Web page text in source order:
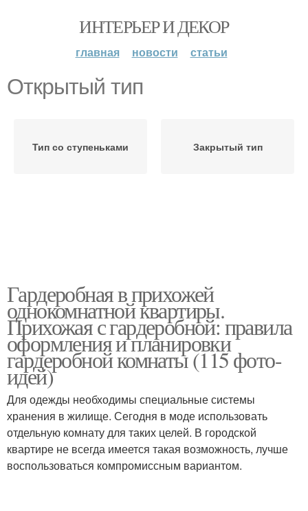
ИНТЕРЬЕР И ДЕКОР
главная новости статьи
Открытый тип
Тип со ступеньками Закрытый тип
Гардеробная в прихожей
однокомнатной квартиры.
Прихожая с гардеробной: правила
оформления и планировки
гардеробной комнаты (115 фото-
идей)
Для одежды необходимы специальные системы
хранения в жилище. Сегодня в моде использовать
отдельную комнату для таких целей. В городской
квартире не всегда имеется такая возможность, лучше
воспользоваться компромиссным вариантом.